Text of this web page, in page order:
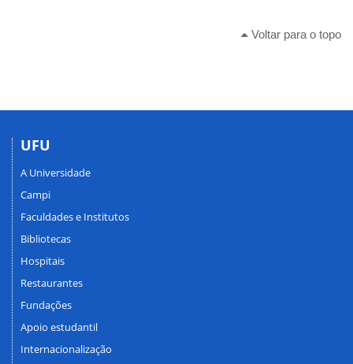
Voltar para o topo
UFU
A Universidade
Campi
Faculdades e Institutos
Bibliotecas
Hospitais
Restaurantes
Fundações
Apoio estudantil
Internacionalização